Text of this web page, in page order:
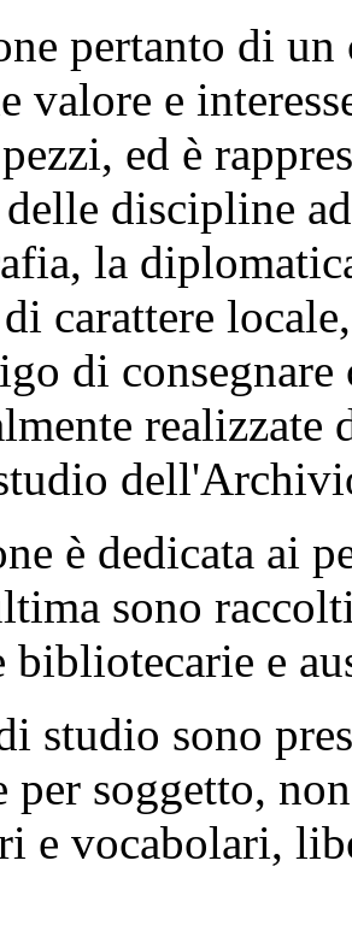
pertanto di
valore e
ed è
discipline
la
carattere
di
realizzate
è dedicata ai
sono
bibliotecarie e
studio sono
per soggetto,
e vocabolari,